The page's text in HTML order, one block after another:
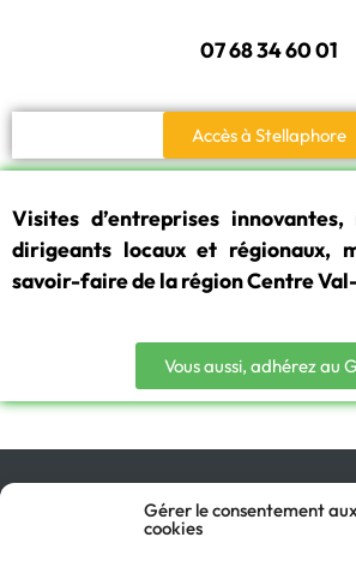
Gérer le consentement
cookies
07 68 34 60 01
Accès à Stellaphore
Visites d’entreprises
dirigeants locaux et régionaux,
savoir-faire de la région Centre
Vous aussi, adhérez au
Qu’est-ce que le GIR ?
Pourquoi adhérer ?